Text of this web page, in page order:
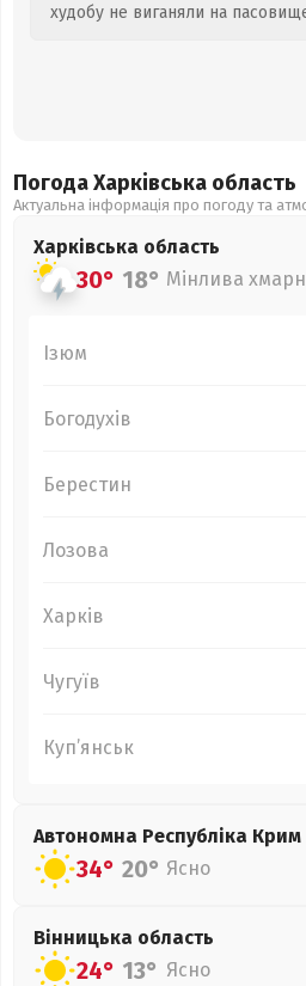
худобу не виганяли на
Погода Харківська область
Актуальна інформація про погоду та
Харківська область
30° 18° Мінлива
Ізюм
Богодухів
Берестин
Лозова
Харків
Чугуїв
Куп’янськ
Автономна Республіка Крим
34° 20° Ясно
Вінницька область
24° 13° Ясно